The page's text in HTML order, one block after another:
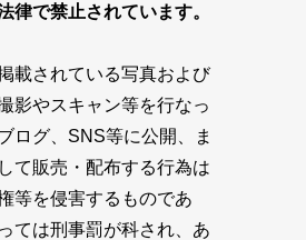
律で禁止されています。
載されている写真および
影やスキャン等を行なっ
ログ、SNS等に公開、ま
て販売・配布する行為は
等を侵害するものであ
ては刑事罰が科され、あ